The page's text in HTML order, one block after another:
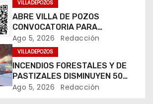
VILLADEPOZOS
ABRE VILLA DE POZOS
CONVOCATORIA PARA
FORTALECER EL DESARROLLO
DEL CAMPO
Ago 5, 2026 Redacción
VILLADEPOZOS
INCENDIOS FORESTALES Y DE
PASTIZALES DISMINUYEN 50
POR CIENTO EN VILLA DE POZOS
Ago 5, 2026 Redacción